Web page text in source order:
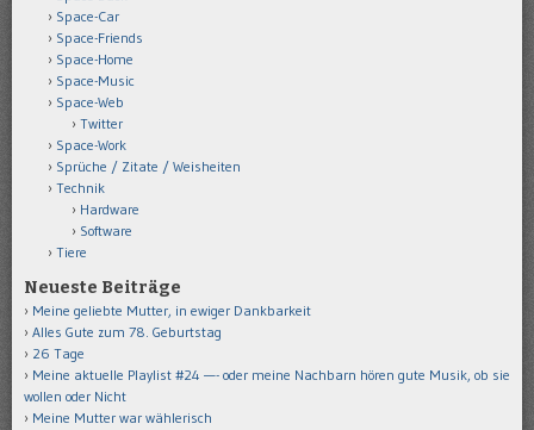
Space-Car
Space-Friends
Space-Home
Space-Music
Space-Web
Twitter
Space-Work
Sprüche / Zitate / Weisheiten
Technik
Hardware
Software
Tiere
Neueste Beiträge
Meine geliebte Mutter, in ewiger Dankbarkeit
Alles Gute zum 78. Geburtstag
26 Tage
Meine aktuelle Playlist #24 —- oder meine Nachbarn hören gute Musik, ob sie
wollen oder Nicht
Meine Mutter war wählerisch